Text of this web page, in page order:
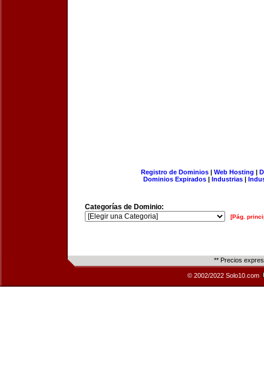
Registro de Dominios| Web Hosting |
Dominios Expirados | Industrias |
Categorías de Dominio:
[Pág.
** Precios
© 2002/2022 Solo10.com